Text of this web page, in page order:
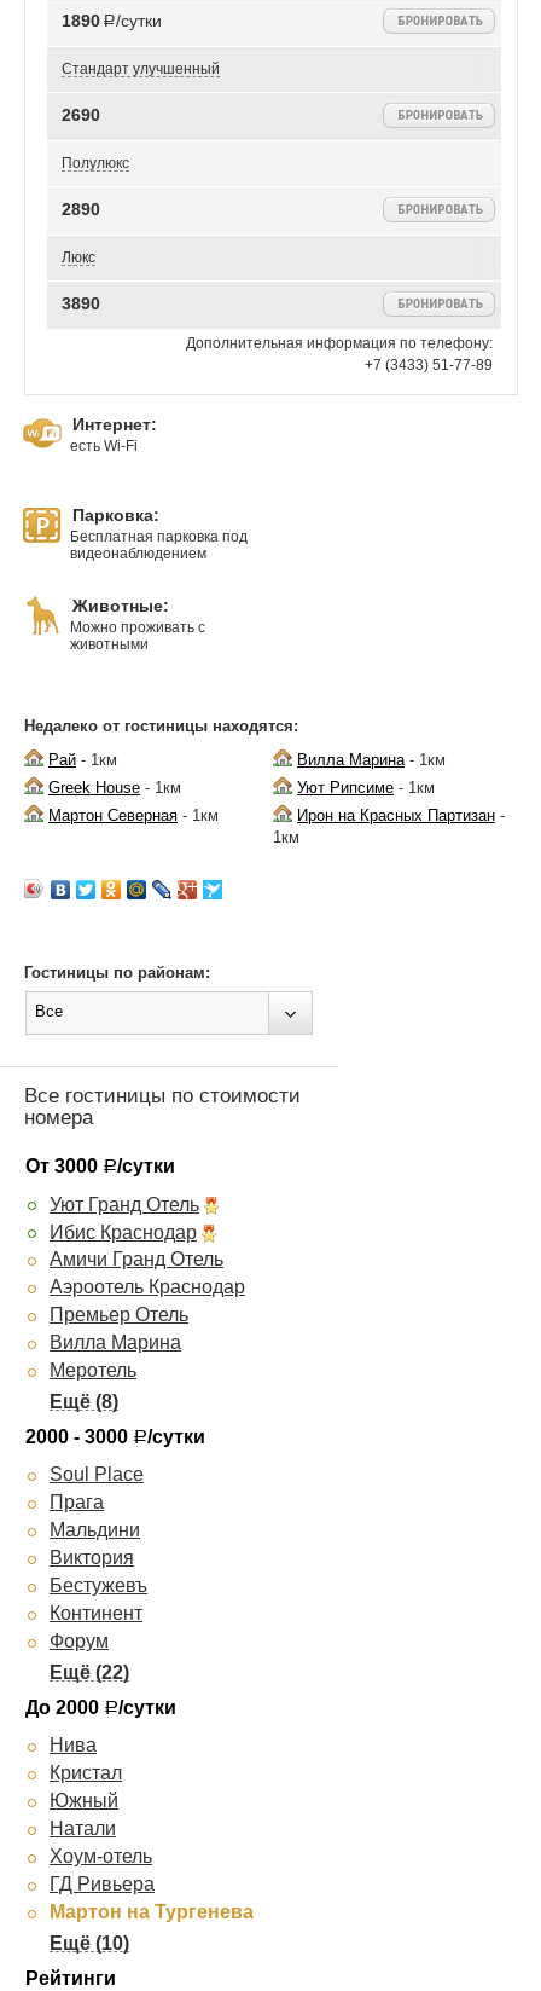
1890 Р/сутки
Стандарт улучшенный
2690
Полулюкс
2890
Люкс
3890
Дополнительная информация по телефону:
+7 (3433) 51-77-89
Интернет:
есть Wi-Fi
Парковка:
Бесплатная парковка под
видеонаблюдением
Животные:
Можно проживать с
животными
Недалеко от гостиницы находятся:
Рай - 1км Вилла Марина- 1км
Greek House - 1км Уют Рипсиме - 1км
Мартон Северная - 1км Ирон на Красных Партизан -
1км
Гостиницы по районам:
Все
Все гостиницы по стоимости
номера
От 3000 Р/сутки
Уют Гранд Отель
Ибис Краснодар
Амичи Гранд Отель
Аэроотель Краснодар
Премьер Отель
Вилла Марина
Меротель
Rimar
Бизнес-отель
Red Royal
Пирамида
Хилтон Гарден Инн Краснодар
Платан Южный
ZION
2000 - 3000 Р/сутки
Soul Place
Прага
Мальдини
Виктория
Бестужевъ
Континент
Форум
Уют Рипсиме
Мартон Северная
Сударушка
Парк-Отель Пирамида
Екатерининский
Аэропорт Краснодар
Валенсия
Прайд
Грац
Аврора
Триумф
Hotel Congress Krasnodar
До 2000 Р/сутки
Нива
Кристал
Южный
Натали
Хоум-отель
ГД Ривьера
Мартон на Тургенева
Vista
Мартон Пашковский
Рейтинги